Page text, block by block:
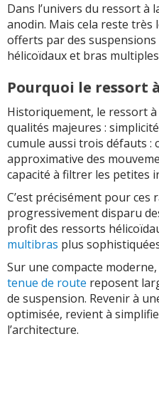
Dans l’univers du ressort à
anodin. Mais cela reste très
offerts par des
hélicoïdaux et bras
Pourquoi le ressort
Historiquement, le ressort
qualités majeures :
cumule aussi trois défauts
approximative des
capacité à filtrer les petites
C’est précisément pour ces
progressivement disparu
profit des ressorts
multibras plus
Sur une compacte
tenue de route reposent
de suspension. Revenir à
optimisée, revient à
l’architecture.